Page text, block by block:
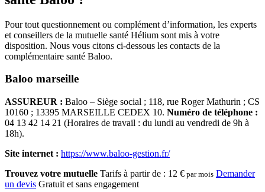
Pour tout questionnement ou complément d’information, les experts
et conseillers de la mutuelle santé Hélium sont mis à votre
disposition. Nous vous citons ci-dessous les contacts de la
complémentaire santé Baloo.
Baloo marseille
ASSUREUR : Baloo – Siège social ; 118, rue Roger Mathurin ; CS
10160 ; 13395 MARSEILLE CEDEX 10. Numéro de téléphone :
04 13 42 14 21 (Horaires de travail : du lundi au vendredi de 9h à
18h).
Site internet : https://www.baloo-gestion.fr/
Trouvez votre mutuelle Tarifs à partir de : 12 € par mois Demander
un devis Gratuit et sans engagement